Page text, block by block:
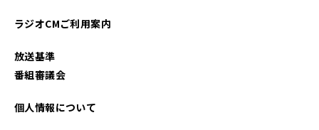
ラジオCMご利用案内
放送基準
番組審議会
個人情報について